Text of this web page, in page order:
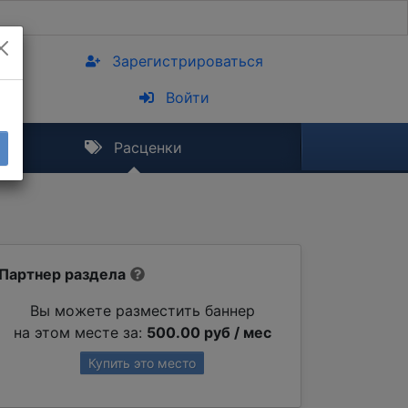
Зарегистрироваться
Войти
Расценки
Партнер раздела
Вы можете разместить баннер
на этом месте за: 500.00 руб / мес
Купить это место